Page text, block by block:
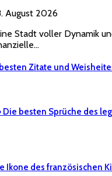
August 2026
Stadt voller Dynamik
Zitate und
Die besten Sprüche des
Ikone des französischen